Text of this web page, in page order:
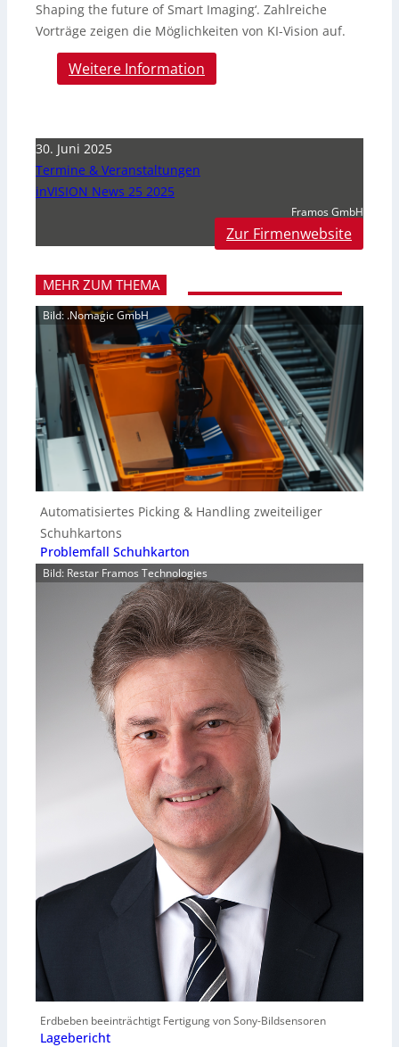
Shaping the future of Smart Imaging‘. Zahlreiche
Vorträge zeigen die Möglichkeiten von KI-Vision auf.
Weitere Information
30. Juni 2025
Termine & Veranstaltungen
inVISION News 25 2025
Framos GmbH
Zur Firmenwebsite
MEHR ZUM THEMA
Bild: .Nomagic GmbH
Automatisiertes Picking & Handling zweiteiliger
Schuhkartons
Problemfall Schuhkarton
Bild: Restar Framos Technologies
Erdbeben beeinträchtigt Fertigung von Sony-Bildsensoren
Lagebericht